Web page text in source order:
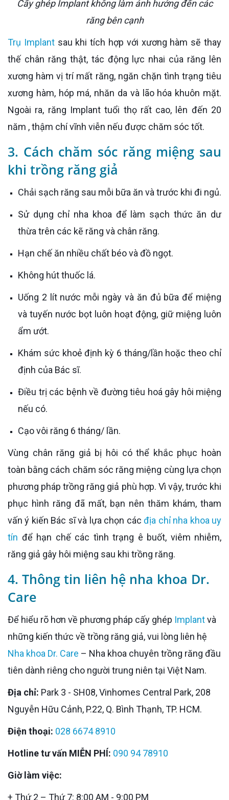
Cấy ghép Implant không làm ảnh hưởng đến các
răng bên cạnh
Trụ Implantsau khi tích hợp với xương hàm sẽ thay
thế chân răng thật, tác động lực nhai của răng lên
xương hàm vị trí mất răng, ngăn chặn tình trạng tiêu
xương hàm, hóp má, nhăn da và lão hóa khuôn mặt.
Ngoài ra, răng Implant tuổi thọ rất cao, lên đến 20
năm , thậm chí vĩnh viễn nếu được chăm sóc tốt.
3. Cách chăm sóc răng miệng sau
khi trồng răng giả
Chải sạch răng sau mỗi bữa ăn và trước khi đi ngủ.
Sử dụng chỉ nha khoa để làm sạch thức ăn dư
thừa trên các kẽ răng và chân răng.
Hạn chế ăn nhiều chất béo và đồ ngọt.
Không hút thuốc lá.
Uống 2 lít nước mỗi ngày và ăn đủ bữa để miệng
và tuyến nước bọt luôn hoạt động, giữ miệng luôn
ẩm ướt.
Khám sức khoẻ định kỳ 6 tháng/lần hoặc theo chỉ
định của Bác sĩ.
Điều trị các bệnh về đường tiêu hoá gây hôi miệng
nếu có.
Cạo vôi răng 6 tháng/ lần.
Vùng chân răng giả bị hôi có thể khắc phục hoàn
toàn bằng cách chăm sóc răng miệng cùng lựa chọn
phương pháp trồng răng giả phù hợp. Vì vậy, trước khi
phục hình răng đã mất, bạn nên thăm khám, tham
vấn ý kiến Bác sĩ và lựa chọn cácđịa chỉ nha khoa uy
tín để hạn chế các tình trạng ê buốt, viêm nhiễm,
răng giả gây hôi miệng sau khi trồng răng.
4. Thông tin liên hệ nha khoa Dr.
Care
Để hiểu rõ hơn về phương pháp cấy ghép Implantvà
những kiến thức về trồng răng giả, vui lòng liên hệ
Nha khoa Dr. Care – Nha khoa chuyên trồng răng đầu
tiên dành riêng cho người trung niên tại Việt Nam.
Địa chỉ: Park 3 - SH08, Vinhomes Central Park, 208
Nguyễn Hữu Cảnh, P.22, Q. Bình Thạnh, TP. HCM.
Điện thoại: 028 6674 8910
Hotline tư vấn MIỄN PHÍ: 090 94 78910
Giờ làm việc:
+ Thứ 2 – Thứ 7: 8:00 AM - 9:00 PM